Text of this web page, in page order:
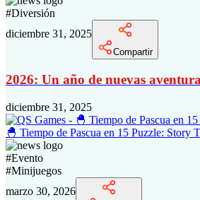
#Diversión
diciembre 31, 2025
Compartir
2026: Un año de nuevas
diciembre 31, 2025
🐣 Tiempo de Pascua en 15 Puzzle: Story
#Evento
#Minijuegos
marzo 30, 2026